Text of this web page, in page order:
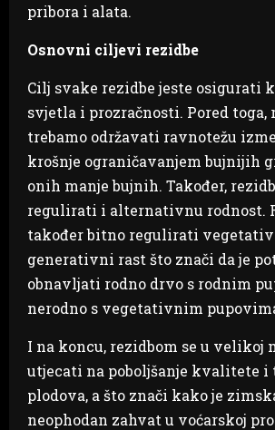
pribora i alata.
Osnovni ciljevi rezidbe
Cilj svake rezidbe jeste osigurati
svjetla i prozračnosti. Pored toga,
trebamo održavati ravnotežu
krošnje ograničavanjem bujnijih
onih manje bujnih. Također,
regulirati i alternativnu rodnost.
također bitno regulirati
generativni rast što znači da je
obnavljati rodno drvo s rodnim
nerodno s vegetativnim
I na koncu, rezidbom se u velikoj
utjecati na poboljšanje kvalitete i
plodova, a što znači kako je
neophodan zahvat u voćarskoj